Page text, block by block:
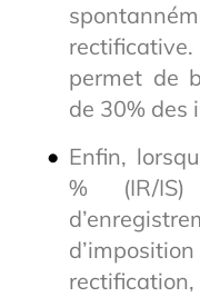
permet de
de 30% des
Enfin,
% (IR/